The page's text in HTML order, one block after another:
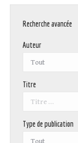
Recherche avancée
Auteur
Titre
Type de publication